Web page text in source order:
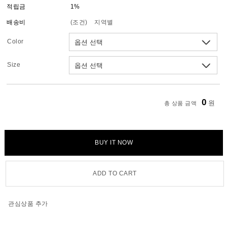
적립금 1%
배송비 (조건) 지역별
Color
Size
총 상품 금액 0 원
BUY IT NOW
ADD TO CART
관심상품 추가